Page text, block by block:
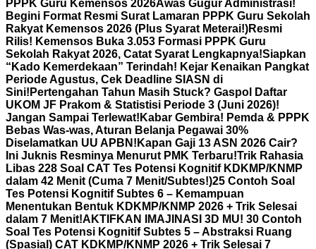
PPPK Guru Kemensos 2026Awas Gugur Administrasi!
Begini Format Resmi Surat Lamaran PPPK Guru Sekolah
Rakyat Kemensos 2026 (Plus Syarat Meterai!)Resmi
Rilis! Kemensos Buka 3.053 Formasi PPPK Guru
Sekolah Rakyat 2026, Catat Syarat Lengkapnya!Siapkan
“Kado Kemerdekaan” Terindah! Kejar Kenaikan Pangkat
Periode Agustus, Cek Deadline SIASN di
Sini! Pertengahan Tahun Masih Stuck? Gaspol Daftar
UKOM JF Prakom & Statistisi Periode 3 (Juni 2026)!
Jangan Sampai Terlewat! Kabar Gembira! Pemda & PPPK
Bebas Was-was, Aturan Belanja Pegawai 30%
Diselamatkan UU APBN! Kapan Gaji 13 ASN 2026 Cair?
Ini Juknis Resminya Menurut PMK Terbaru!Trik Rahasia
Libas 228 Soal CAT Tes Potensi Kognitif KDKMP/KNMP
dalam 42 Menit (Cuma 7 Menit/Subtes!)25 Contoh Soal
Tes Potensi Kognitif Subtes 6 – Kemampuan
Menentukan Bentuk KDKMP/KNMP 2026 + Trik Selesai
dalam 7 Menit!AKTIFKAN IMAJINASI 3D MU! 30 Contoh
Soal Tes Potensi Kognitif Subtes 5 – Abstraksi Ruang
(Spasial) CAT KDKMP/KNMP 2026 + Trik Selesai 7